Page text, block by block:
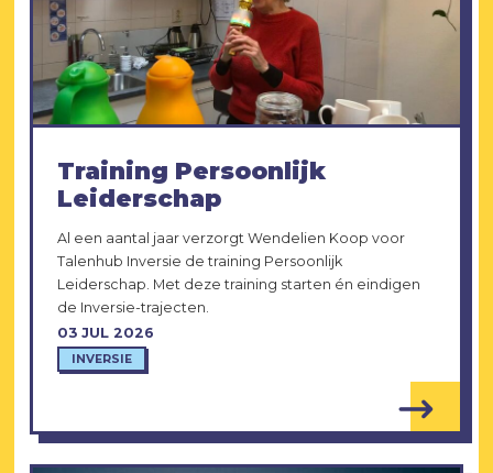
03 JUL 2026
INVERSIE
Training Persoonlijk
Leiderschap
Al een aantal jaar verzorgt Wendelien Koop voor
Talenhub Inversie de training Persoonlijk
Leiderschap. Met deze training starten én eindigen
de Inversie-trajecten.